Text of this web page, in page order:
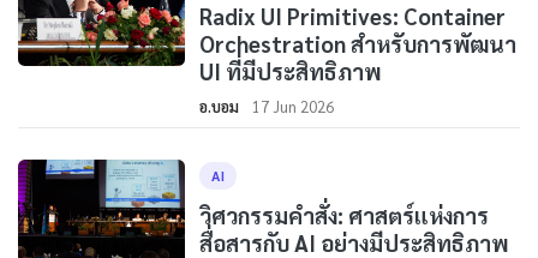
Radix UI Primitives: Container
Orchestration สำหรับการพัฒนา
UI ที่มีประสิทธิภาพ
อ.บอม 17 Jun 2026
AI
วิศวกรรมคำสั่ง: ศาสตร์แห่งการ
สื่อสารกับ AI อย่างมีประสิทธิภาพ